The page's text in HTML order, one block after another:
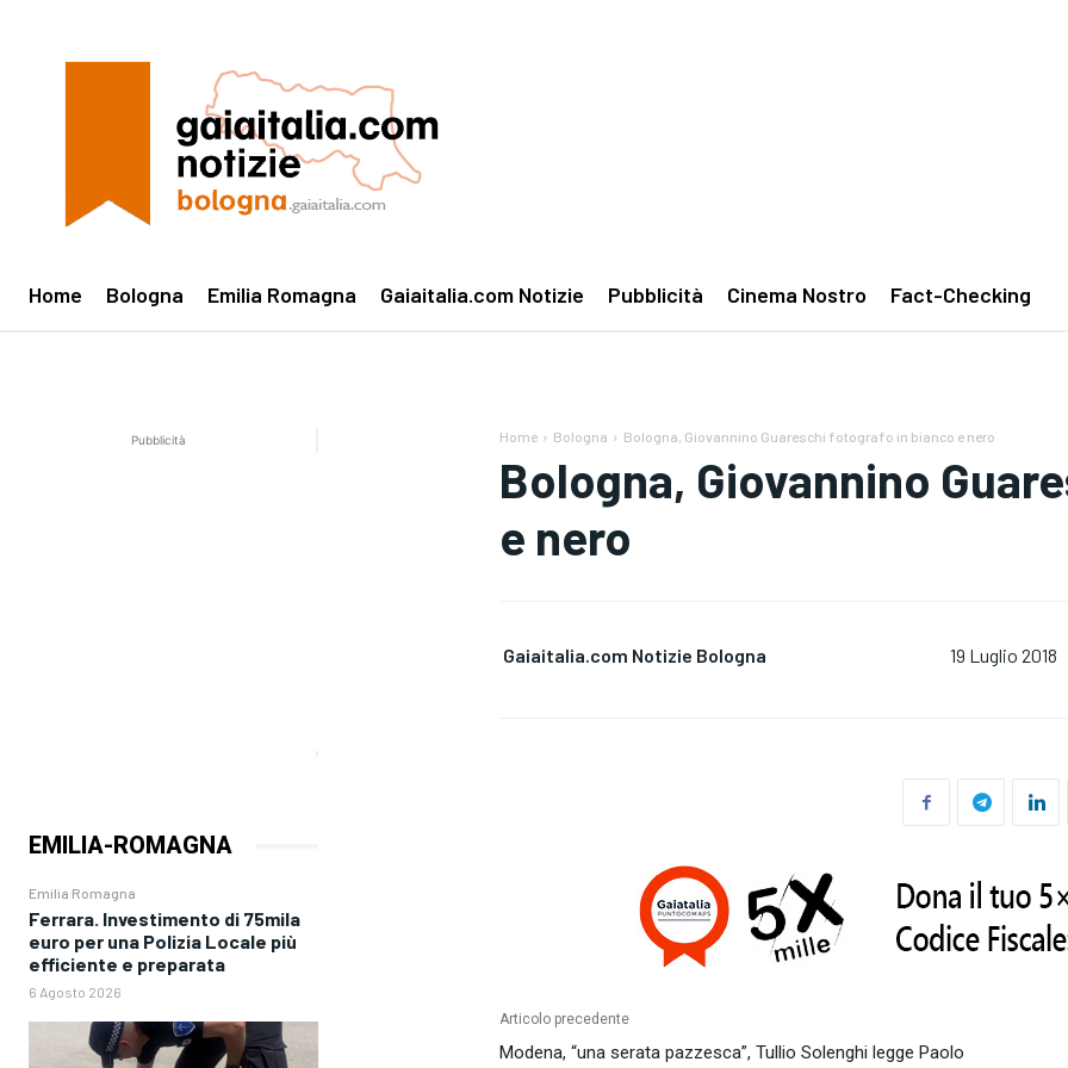
Home Bologna Emilia Romagna Gaiaitalia.com Notizie Pubblicità Cinema Nostro Fact-Checking
Pubblicità
EMILIA-ROMAGNA
Emilia Romagna
Ferrara. Investimento di 75mila
euro per una Polizia Locale più
efficiente e preparata
6 Agosto 2026
Home Bologna Bologna, Giovannino Guareschi fotografo in bianco e nero
Bologna, Giovannino
e nero
Gaiaitalia.com Notizie Bologna 19 Luglio 2018
Articolo precedente
Modena, “una serata pazzesca”, Tullio Solenghi legge Paolo